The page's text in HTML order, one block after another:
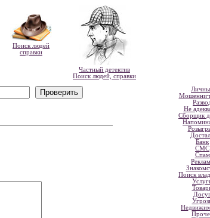
Поиск людей
справки
Частный детектив
Поиск людей, справки
Не
Сборщик
Банк
СМС
Спам
Поиск